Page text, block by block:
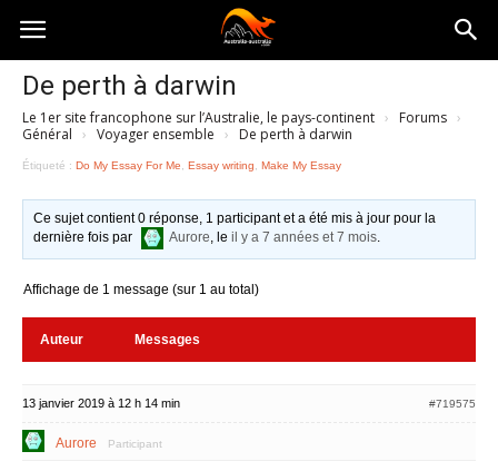
Australia-
australie.com
De perth à darwin
Le 1er site francophone sur l’Australie, le pays-continent › Forums ›
Général › Voyager ensemble › De perth à darwin
Étiqueté : Do My Essay For Me Essay writing Make My Essay
Ce sujet contient 0 réponse, 1 participant et a été mis à jour pour la
dernière fois par
Aurore, leil y a 7 années et 7 mois.
Affichage de 1 message (sur 1 au total)
Auteur Messages
13 janvier 2019 à 12 h 14 min #719575
Aurore Participant